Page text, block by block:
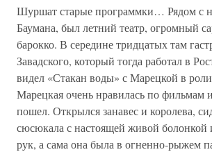
Шуршат старые программки… Рядом с
Баумана, был летний театр, огромный
барокко. В середине тридцатых там
Завадского, который тогда работал в
видел «Стакан воды» с Марецкой в
Марецкая очень нравилась по фильмам
пошел. Открылся занавес и королева,
сюсюкала с настоящей живой болонкой
рук, а сама она была в огненно-рыжем